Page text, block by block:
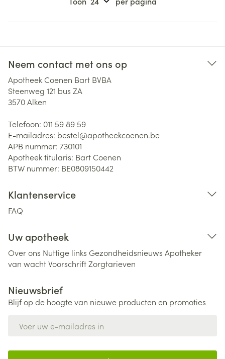
Neem contact met ons op
Apotheek Coenen Bart BVBA
Steenweg 121 bus ZA
3570Alken
Telefoon: 011 59 89 59
E-mailadres: bestel@apotheekcoenen.be
APB nummer: 730101
Apotheek titularis: Bart Coenen
BTW nummer: BE0809150442
Klantenservice
FAQ
Uw apotheek
Over ons Nuttige links Gezondheidsnieuws Apotheker
van wachtVoorschriftZorgtarieven
Nieuwsbrief
Blijf op de hoogte van nieuwe producten en promoties